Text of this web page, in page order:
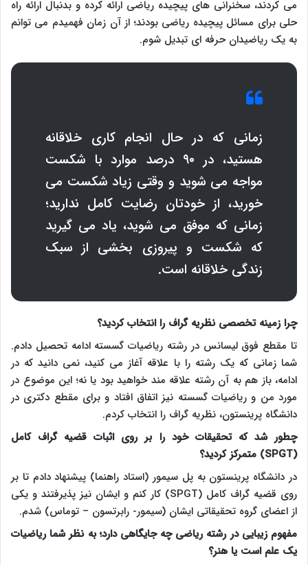
می کردند، سخنرانی های پیچیده ریاضی ارائه کرده و بدنبال ارائه راه
حلی برای مسائل پیچیده ریاضی بودند؛ از آن زمان فهمیدم می توانم
به یک ریاضیدان حرفه ای تبدیل شوم.
زمانی که در حال انجام کاری خلاقانه
هستید، در ۹۰ درصد موارد با شکست
مواجه می شوید و وقتی زیاد شکست می
خورید، از خودتان رضایت کامل ندارید؛
زمانی که موفق می شوید، یاد می گیرید
که شکست و پیروزی بخشی از سبک
زندگی خلاقانه است.
چرا زمینه تخصصی نظریه گراف را انتخاب کردید؟
تا مقطع فوق لیسانس در رشته ریاضیات گسسته ادامه تحصیل دادم.
شما زمانی که یک رشته را با علاقه آغاز می کنید، نمی دانید که در
ادامه، باز هم به آن رشته علاقه مند خواهید بود یا نه؛ این موضوع در
مورد من و ریاضیات گسسته نیز اتفاق افتاد و برای مقطع دکتری در
دانشگاه پرینستون، نظریه گراف را انتخاب کردم.
چطور شد که تحقیقات خود را بر روی اثبات قضیه گراف کامل
(SPGT) متمرکز کردید؟
در دانشگاه پرینستون به پل سیمور (استاد راهنما) پیشنهاد دادم تا بر
روی قضیه گراف کامل (SPGT) کار کنم و ایشان نیز پذیرفتند و یکی
از اعضای گروه تحقیقاتی ایشان (سیمور- رابرتسون – توماس) شدم.
مفهوم زیبایی در رشته ریاضی چه جایگاهی دارد؛ به نظر شما ریاضیات
یک علم است یا هنر؟